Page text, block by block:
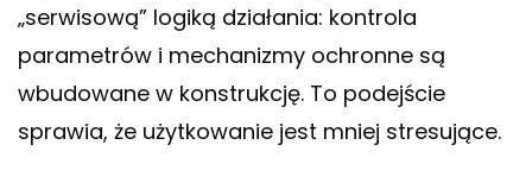
„serwisową” logiką działania: kontrola
parametrów i mechanizmy ochronne są
wbudowane w konstrukcję. To podejście
sprawia, że użytkowanie jest mniej stresujące.